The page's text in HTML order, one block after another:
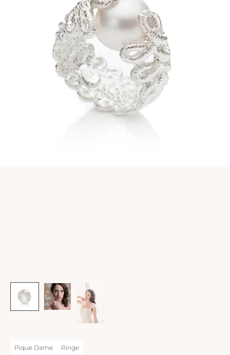
Pique Dame Ringe